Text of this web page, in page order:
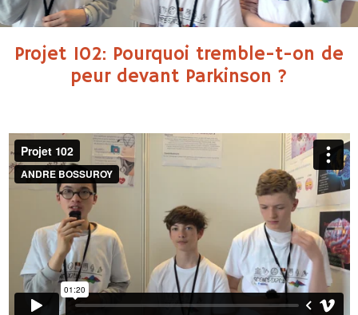
Projet 102: Pourquoi tremble-t-on de
peur devant Parkinson ?